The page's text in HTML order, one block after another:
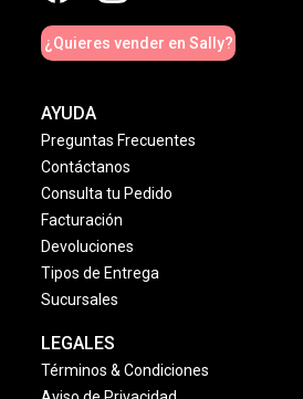
¿Quieres vender en Sally?
AYUDA
Preguntas Frecuentes
Contáctanos
Consulta tu Pedido
Facturación
Devoluciones
Tipos de Entrega
Sucursales
LEGALES
Términos & Condiciones